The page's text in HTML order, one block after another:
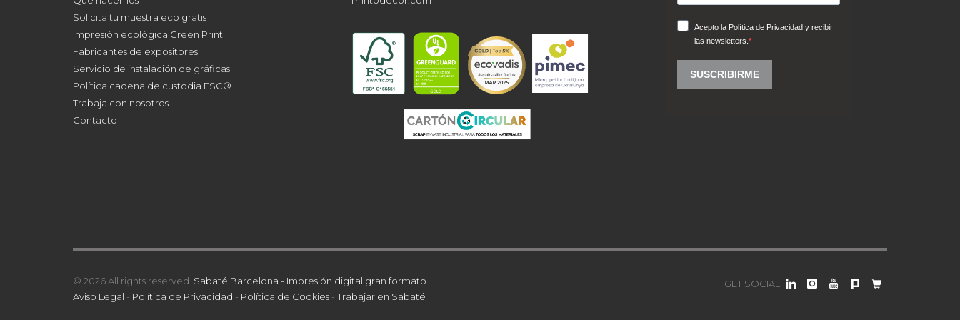
Solicita tu muestra eco gratis
Impresión ecológica Green Print
Fabricantes de expositores
Servicio de instalación de gráficas
Política cadena de custodia FSC®
Trabaja con nosotros
Contacto
GET SOCIAL
© 2026 All rights reserved. Sabaté Barcelona - Impresión digital gran formato
Aviso Legal - Política de Privacidad - Política de Cookies - Trabajar en Sabaté